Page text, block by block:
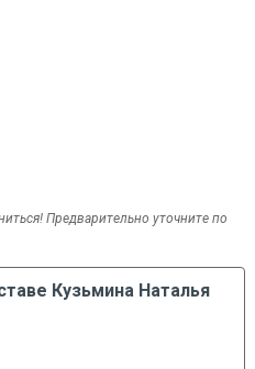
Предварительно уточните по
Кузьмина Наталья